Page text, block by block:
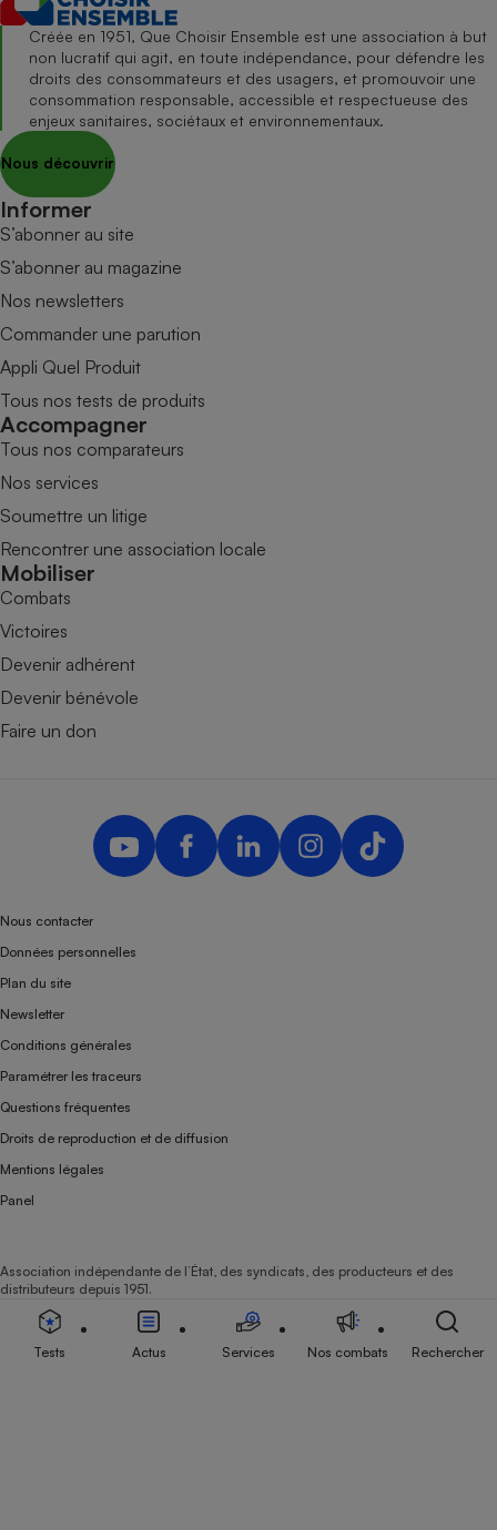
Créée en 1951, Que Choisir Ensemble est une association à but
non lucratif qui agit, en toute indépendance, pour défendre les
droits des consommateurs et des usagers, et promouvoir une
consommation responsable, accessible et respectueuse des
enjeux sanitaires, sociétaux et environnementaux.
Nous découvrir
Informer
S’abonner au site
S’abonner au magazine
Nos newsletters
Commander une parution
Appli Quel Produit
Tous nos tests de produits
Accompagner
Tous nos comparateurs
Nos services
Soumettre un litige
Rencontrer une association locale
Mobiliser
Combats
Victoires
Devenir adhérent
Devenir bénévole
Faire un don
Nous contacter
Données personnelles
Plan du site
Newsletter
Conditions générales
Paramétrer les traceurs
Questions fréquentes
Droits de reproduction et de diffusion
Mentions légales
Panel
Association indépendante de l’État, des syndicats, des producteurs et des
distributeurs depuis 1951.
Tests Actus Services Nos combats Rechercher